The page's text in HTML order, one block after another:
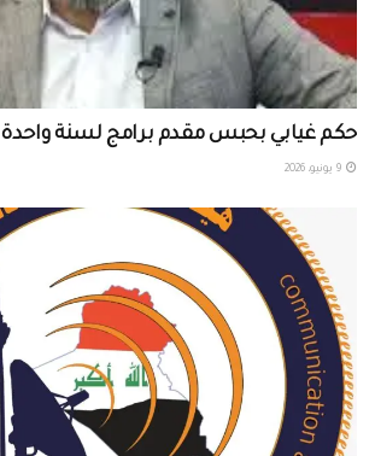
حكم غيابي بحبس مقدم برامج لسنة واحدة